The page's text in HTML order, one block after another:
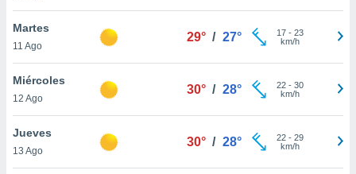
cookies
aceptar
Martes
11 Ago
29° / 27° 17- 23
km/h
Miércoles
12 Ago
30° / 28° 22- 30
km/h
Jueves
13 Ago
30° / 28° 22- 29
km/h